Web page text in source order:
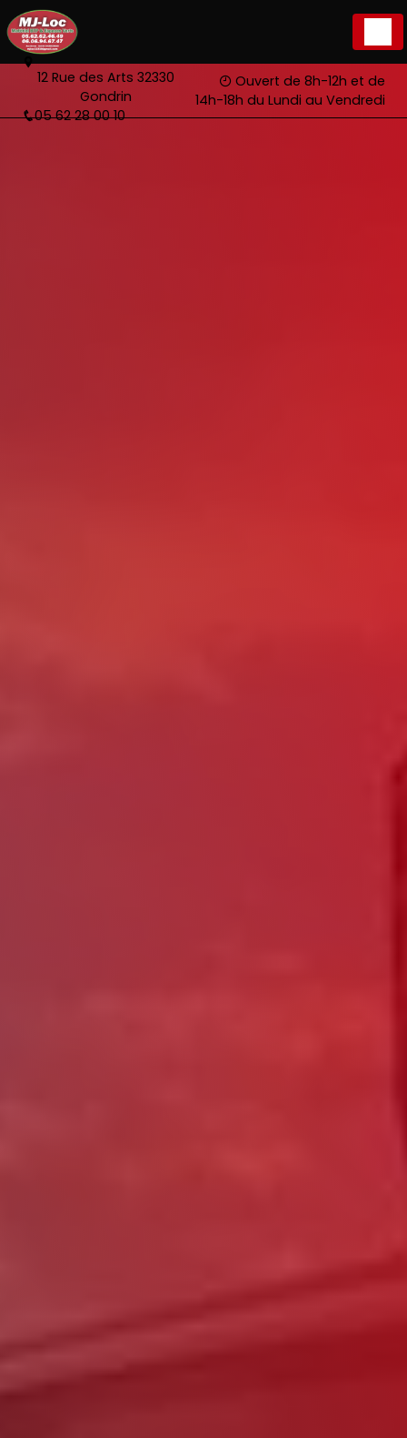
12 Rue des Arts 32330
Gondrin
05 62 28 00 10
Ouvert de 8h-12h et de
14h-18h du Lundi au Vendredi
Panneau de gestion des cookies